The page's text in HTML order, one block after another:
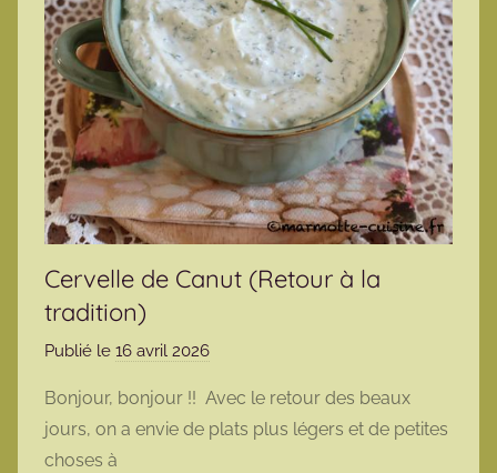
Cervelle de Canut (Retour à la
tradition)
Publié le 16 avril 2026
r
m
Bonjour, bonjour !! Avec le retour des beaux
jours, on a envie de plats plus légers et de petites
choses à